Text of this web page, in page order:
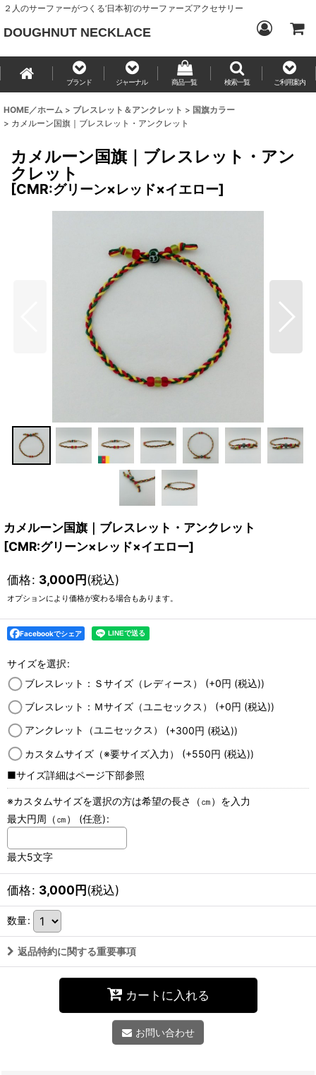
２人のサーファーがつくる‘日本初’のサーファーズアクセサリー
DOUGHNUT NECKLACE
ブランド ジャーナル 商品一覧 検索一覧 ご利用案内
HOME／ホーム > ブレスレット＆アンクレット > 国旗カラー
> カメルーン国旗｜ブレスレット・アンクレット
カメルーン国旗｜ブレスレット・アン
クレット
[CMR:グリーン×レッド×イエロー]
カメルーン国旗｜ブレスレット・アンクレット
[CMR:グリーン×レッド×イエロー]
価格: 3,000円(税込)
オプションにより価格が変わる場合もあります。
Facebookでシェア
サイズを選択:
ブレスレット：Ｓサイズ（レディース） (+0円 (税込))
ブレスレット：Ｍサイズ（ユニセックス） (+0円 (税込))
アンクレット（ユニセックス） (+300円 (税込))
カスタムサイズ（※要サイズ入力） (+550円 (税込))
■サイズ詳細はページ下部参照
※カスタムサイズを選択の方は希望の長さ（㎝）を入力
最大円周（㎝） (任意):
最大5文字
価格: 3,000円(税込)
数量:
返品特約に関する重要事項
カートに入れる
お問い合わせ